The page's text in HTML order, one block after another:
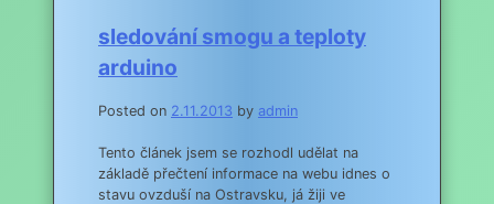
sledování smogu a teploty
arduino
Posted on 2.11.2013 by admin
Tento článek jsem se rozhodl udělat na
základě přečtení informace na webu idnes o
stavu ovzduší na Ostravsku, já žiji ve